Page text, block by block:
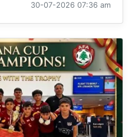
30-07-2026 07:36 am